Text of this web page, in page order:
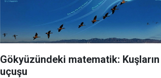
Gökyüzündeki matematik:
uçuşu